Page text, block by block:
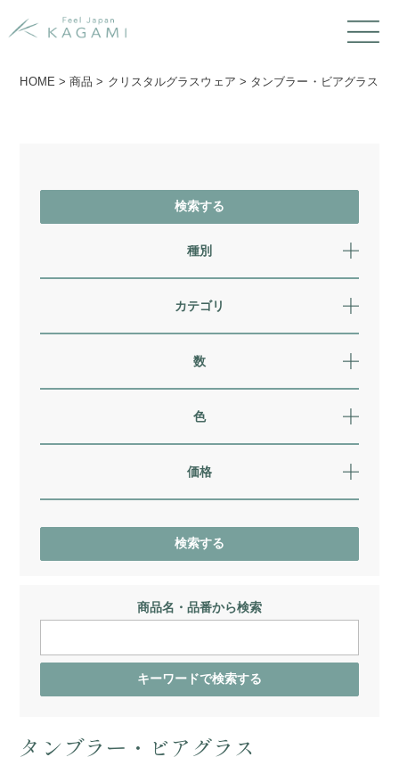
HOME >商品 > クリスタルグラスウェア > タンブラー・ビアグラス
種別
カテゴリ
数
色
価格
商品名・品番から検索
タンブラー・ビアグラス